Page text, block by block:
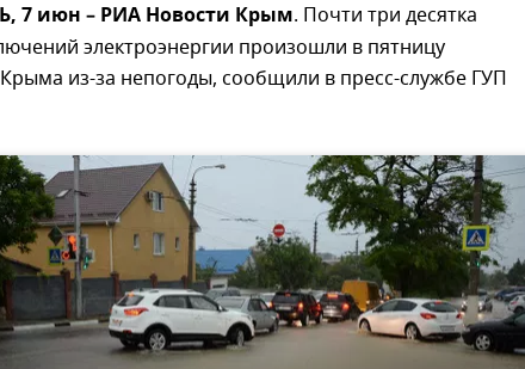
7 июн – РИА Новости Крым. Почти три десятка
электроэнергии произошли в пятницу
из-за непогоды, сообщили в пресс-службе ГУП